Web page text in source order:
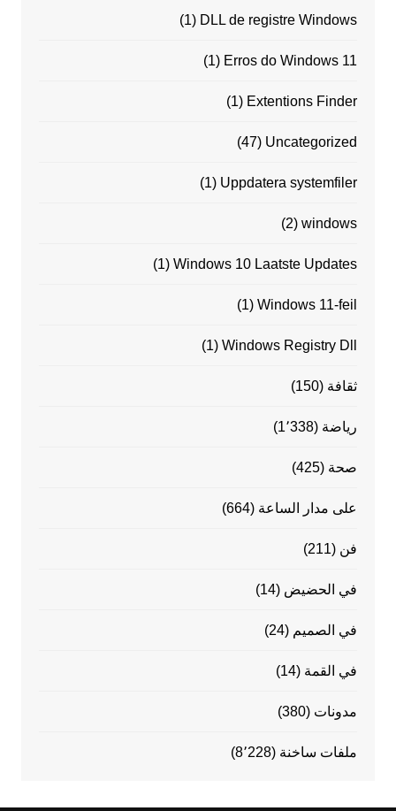
DLL de registre Windows
(1)
Erros do Windows 11
(1)
Extentions Finder
(1)
Uncategorized
(47)
Uppdatera systemfiler
(1)
windows
(2)
Windows 10 Laatste Updates
(1)
Windows 11-feil
(1)
Windows Registry Dll
(1)
ثقافة (150)
رياضة (1٬338)
صحة (425)
على مدار الساعة (664)
فن (211)
في الحضيض (14)
في الصميم (24)
في القمة (14)
مدونات (380)
ملفات ساخنة (8٬228)